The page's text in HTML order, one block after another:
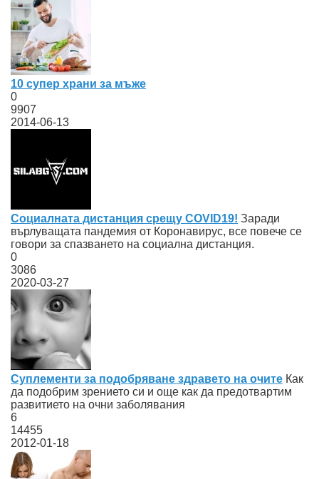
10 супер храни за мъже
0
9907
2014-06-13
Социалната дистанция срещу COVID19! Заради
върлуващата пандемия от Коронавирус, все повече се
говори за спазването на социална дистанция.
0
3086
2020-03-27
Суплементи за подобряване здравето на очите Как
да подобрим зрението си и още как да предотвартим
развитието на очни заболявания
6
14455
2012-01-18